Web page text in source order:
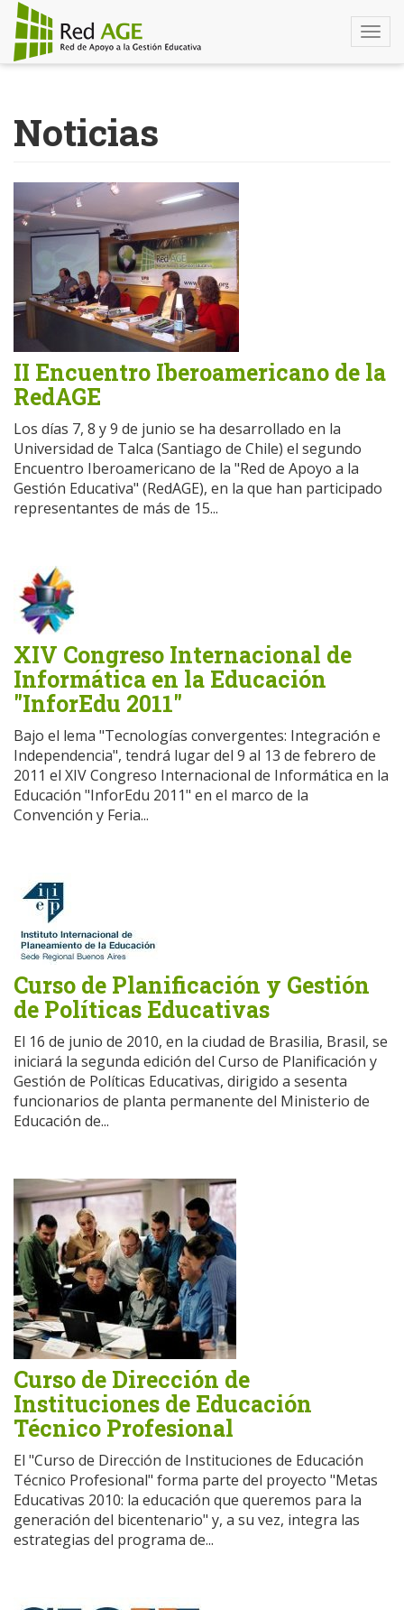
contenido
principal
Noticias
II Encuentro Iberoamericano de la
RedAGE
Los días 7, 8 y 9 de junio se ha desarrollado en la
Universidad de Talca (Santiago de Chile) el segundo
Encuentro Iberoamericano de la "Red de Apoyo a la
Gestión Educativa" (RedAGE), en la que han participado
representantes de más de 15...
XIV Congreso Internacional de
Informática en la Educación
"InforEdu 2011"
Bajo el lema "Tecnologías convergentes: Integración e
Independencia", tendrá lugar del 9 al 13 de febrero de
2011 el XIV Congreso Internacional de Informática en la
Educación "InforEdu 2011" en el marco de la
Convención y Feria...
Curso de Planificación y Gestión
de Políticas Educativas
El 16 de junio de 2010, en la ciudad de Brasilia, Brasil, se
iniciará la segunda edición del Curso de Planificación y
Gestión de Políticas Educativas, dirigido a sesenta
funcionarios de planta permanente del Ministerio de
Educación de...
Curso de Dirección de
Instituciones de Educación
Técnico Profesional
El "Curso de Dirección de Instituciones de Educación
Técnico Profesional" forma parte del proyecto "Metas
Educativas 2010: la educación que queremos para la
generación del bicentenario" y, a su vez, integra las
estrategias del programa de...